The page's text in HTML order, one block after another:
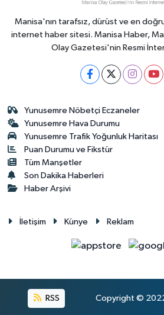
Manisa'nın tarafsız, dürüst ve en
internet haber sitesi. Manisa Haber,
Olay Gazetesi'nin Resmi
Yunusemre Nöbetçi Eczaneler
Yunusemre Hava Durumu
Yunusemre Trafik Yoğunluk Haritası
Puan Durumu ve Fikstür
Tüm Manşetler
Son Dakika Haberleri
Haber Arşivi
İletişim Künye Reklam
RSS Copyright © 2022.